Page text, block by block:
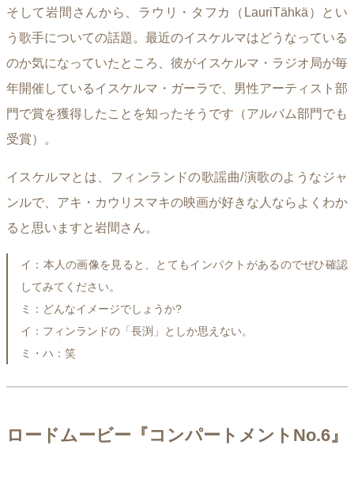
そして岩間さんから、ラウリ・タフカ（LauriTähkä）とい
う歌手についての話題。最近のイスケルマはどうなっている
のか気になっていたところ、彼がイスケルマ・ラジオ局が毎
年開催しているイスケルマ・ガーラで、男性アーティスト部
門で賞を獲得したことを知ったそうです（アルバム部門でも
受賞）。
イスケルマとは、フィンランドの歌謡曲/演歌のようなジャ
ンルで、アキ・カウリスマキの映画が好きな人ならよくわか
ると思いますと岩間さん。
イ：本人の画像を見ると、とてもインパクトがあるのでぜひ確認
してみてください。
ミ：どんなイメージでしょうか?
イ：フィンランドの「長渕」としか思えない。
ミ・ハ：笑
ロードムービー『コンパートメントNo.6』